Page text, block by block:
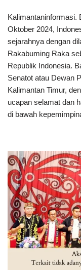
Kalimantaninformasi.
Oktober 2024,
sejarahnya dengan
Rakabuming Raka
Republik Indonesia.
Senatot atau Dewan
Kalimantan Timur,
ucapan selamat dan
di bawah